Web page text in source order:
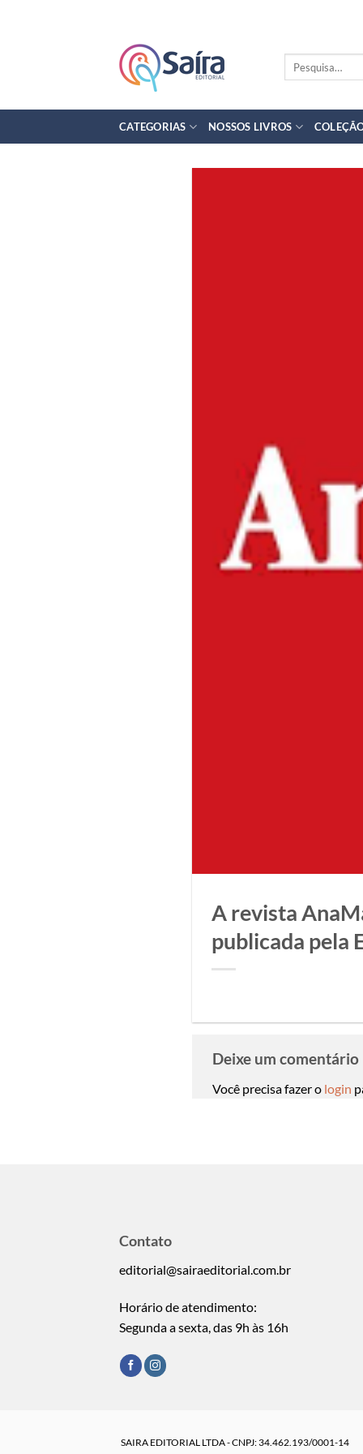
CATEGORIAS NOSSOS LIVROS
A revista
publicada pela
Deixe um comentário
Você precisa fazer o login
Contato
editorial@sairaeditorial.com.br
Horário de atendimento:
Segunda a sexta, das 9h às 16h
SAIRA EDITORIAL LTDA - CNPJ: 34.462.193/0001-14